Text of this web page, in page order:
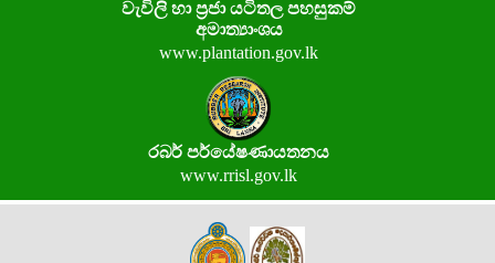
වැවිලි හා ප්‍රජා යටිතල පහසුකම්
අමාත්‍යාංශය
www.plantation.gov.lk
රබර් පර්යේෂණායතනය
www.rrisl.gov.lk